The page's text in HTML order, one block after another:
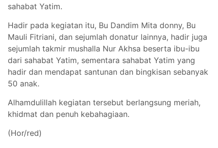
sahabat Yatim.
Hadir pada kegiatan itu, Bu Dandim Mita donny, Bu
Mauli Fitriani, dan sejumlah donatur lainnya, hadir juga
sejumlah takmir mushalla Nur Akhsa beserta ibu-ibu
dari sahabat Yatim, sementara sahabat Yatim yang
hadir dan mendapat santunan dan bingkisan sebanyak
50 anak.
Alhamdulillah kegiatan tersebut berlangsung meriah,
khidmat dan penuh kebahagiaan.
(Hor/red)